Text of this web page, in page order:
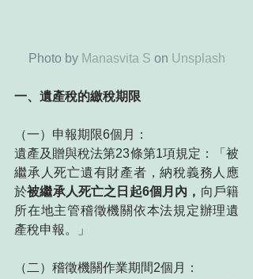
Photo by Manasvita S on Unsplash
一、遺產稅的繳稅期限
（一）申報期限6個月：
遺產及贈與稅法第23條第1項規定：「被
繼承人死亡遺有財產者，納稅義務人應
於被繼承人死亡之日起6個月內， 向戶籍
所在地主管稽徵機關依本法規定辦理遺
產稅申報。」
（二）稽徵機關作業期間2個月：